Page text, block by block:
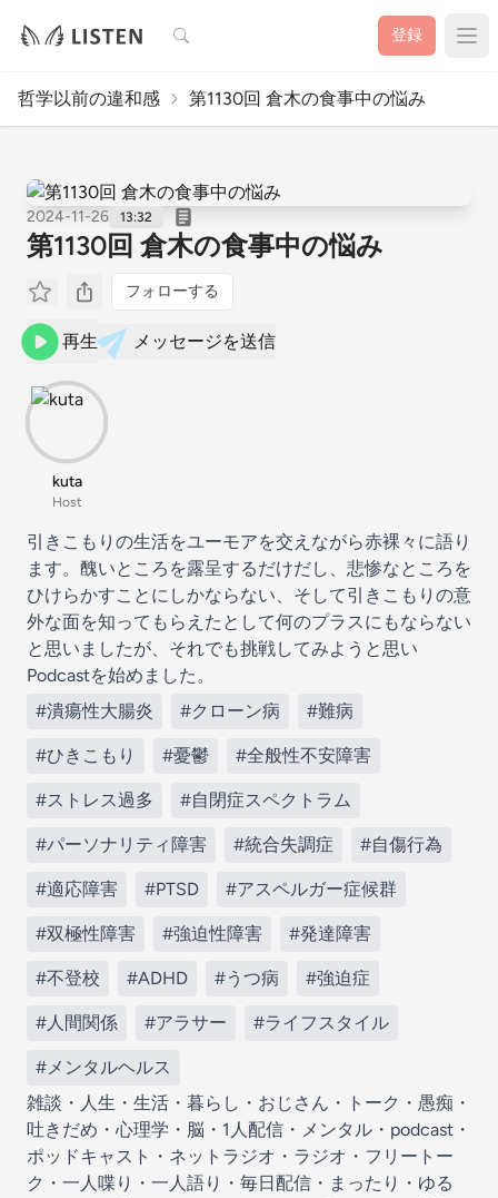
検索 登録
哲学以前の違和感 第1130回 倉木の食事中の悩み
2024-11-26 13:32
第1130回 倉木の食事中の悩み
フォローする
再生 メッセージを送信
kuta
Host
引きこもりの生活をユーモアを交えながら赤裸々に語り
ます。醜いところを露呈するだけだし、悲惨なところを
ひけらかすことにしかならない、そして引きこもりの意
外な面を知ってもらえたとして何のプラスにもならない
と思いましたが、それでも挑戦してみようと思い
Podcastを始めました。
#潰瘍性大腸炎
#クローン病 #難病
#ひきこもり #憂鬱 #全般性不安障害
#ストレス過多 #自閉症スペクトラム
#パーソナリティ障害 #統合失調症 #自傷行為
#適応障害 #PTSD #アスペルガー症候群
#双極性障害 #強迫性障害 #発達障害
#不登校 #ADHD #うつ病 #強迫症
#人間関係 #アラサー #ライフスタイル
#メンタルヘルス
雑談・人生・生活・暮らし・おじさん・トーク・愚痴・
吐きだめ・心理学・脳・1人配信・メンタル・podcast・
ポッドキャスト・ネットラジオ・ラジオ・フリートー
ク・一人喋り・一人語り・毎日配信・まったり・ゆる